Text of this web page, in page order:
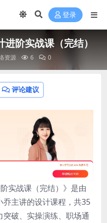
登录
阶实战课（完结）
资源 6 0
评论建议
实战课（完结）》是由
主讲的设计课程，共35
破、实操演练、职场通